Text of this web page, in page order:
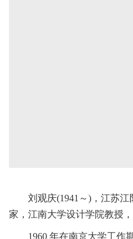
刘观庆(1941～)，江苏
家，江南大学设计学院教授
1960 年在南京大学工作